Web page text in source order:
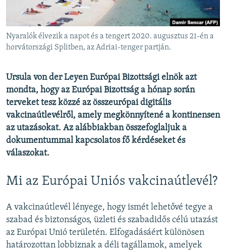
KLÍMAVÁLTOZÁS
A MÚLT TANULSÁGAI
Valamennyi RFE/RL weboldal
Nyaralók élvezik a napot és a tengert 2020. augusztus 21-én a
horvátországi Splitben, az Adriai-tenger partján.
Ursula von der Leyen Európai Bizottsági elnök azt
mondta, hogy az Európai Bizottság a hónap során
terveket tesz közzé az összeurópai digitális
vakcinaútlevélről, amely megkönnyítené a kontinensen
az utazásokat. Az alábbiakban összefoglaljuk a
dokumentummal kapcsolatos fő kérdéseket és
válaszokat.
Mi az Európai Uniós vakcinaútlevél?
A vakcinaútlevél lényege, hogy ismét lehetővé tegye a
szabad és biztonságos, üzleti és szabadidős célú utazást
az Európai Unió területén. Elfogadásáért különösen
határozottan lobbiznak a déli tagállamok, amelyek